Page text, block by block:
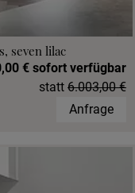
seven lilac
€ sofort verfügbar
statt 6.003,00 €
Anfrage